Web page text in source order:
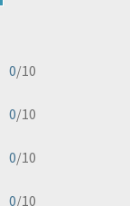
0/10
0/10
0/10
0/10